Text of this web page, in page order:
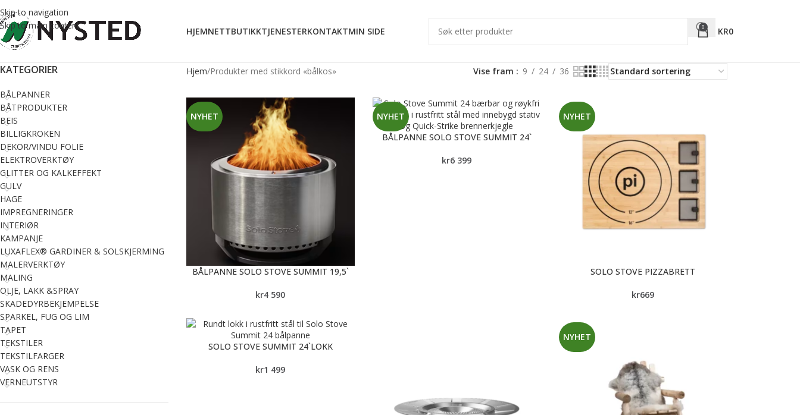
Skip to navigation
Skip to main content
HJEMNETTBUTIKKTJENESTERKONTAKTMIN SIDE 0 KR0
KATEGORIER
BÅLPANNER
BÅTPRODUKTER
BEIS
BILLIGKROKEN
DEKOR/VINDU FOLIE
ELEKTROVERKTØY
GLITTER OG KALKEFFEKT
GULV
HAGE
IMPREGNERINGER
INTERIØR
KAMPANJE
LUXAFLEX® GARDINER & SOLSKJERMING
MALERVERKTØY
MALING
OLJE, LAKK &SPRAY
SKADEDYRBEKJEMPELSE
SPARKEL, FUG OG LIM
TAPET
TEKSTILER
TEKSTILFARGER
VASK OG RENS
VERNEUTSTYR
Hjem Produkter med stikkord «bålkos» Vise fram 9 24 36
NYHET
BÅLPANNE SOLO STOVE SUMMIT 19,5`
kr4 590
NYHET
BÅLPANNE SOLO STOVE SUMMIT 24`
kr6 399
NYHET
SOLO STOVE PIZZABRETT
kr669
SOLO STOVE SUMMIT 24`LOKK
kr1 499
NYHET